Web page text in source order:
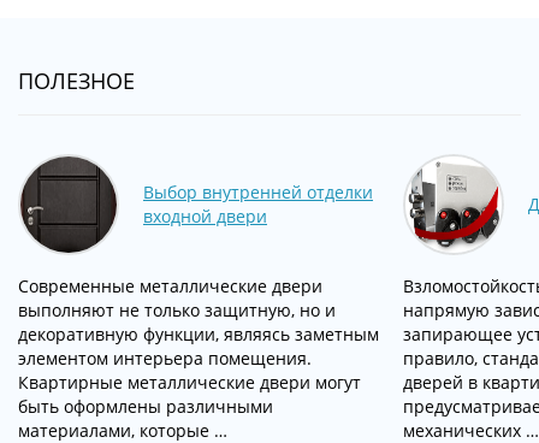
ПОЛЕЗНОЕ
Выбор внутренней отделки
входной двери
Современные металлические двери
выполняют не только защитную, но и
декоративную функции, являясь заметным
элементом интерьера помещения.
Квартирные металлические двери могут
быть оформлены различными
материалами, которые …
напрямую
запирающее
правило,
дверей в
механических …